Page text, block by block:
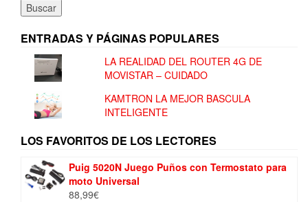
Buscar
ENTRADAS Y PÁGINAS POPULARES
LA REALIDAD DEL ROUTER 4G DE
MOVISTAR – CUIDADO
KAMTRON LA MEJOR BASCULA
INTELIGENTE
LOS FAVORITOS DE LOS LECTORES
Puig 5020N Juego Puños con Termostato para
moto Universal
88,99€